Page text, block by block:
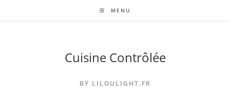
MENU
Cuisine Contrôlée
BY LILOULIGHT.FR